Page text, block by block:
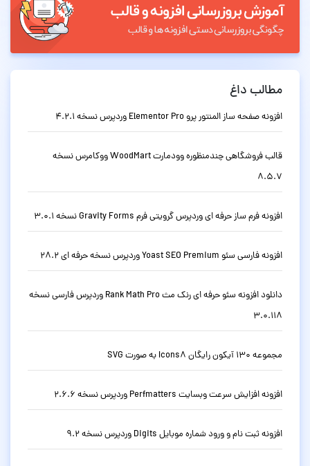
مطالب داغ
افزونه صفحه ساز المنتور پرو Elementor Pro وردپرس نسخه 4.2.1
قالب فروشگاهی چندمنظوره وودمارت WoodMart ووکامرس نسخه
8.5.7
افزونه فرم ساز حرفه ای وردپرس گرویتی فرم Gravity Forms نسخه 3.0.1
افزونه فارسی سئو Yoast SEO Premium وردپرس نسخه حرفه ای 28.2
دانلود افزونه سئو حرفه ای رنک مث Rank Math Pro وردپرس فارسی نسخه
3.0.118
مجموعه 130 آیکون رایگان Icons8 به صورت SVG
افزونه افزایش سرعت وبسایت Perfmatters وردپرس نسخه 2.6.6
افزونه ثبت نام و ورود شماره موبایل Digits وردپرس نسخه 9.2